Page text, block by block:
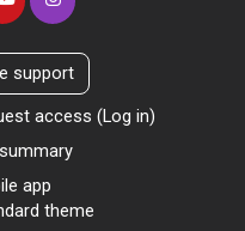
support
access (Log in)
app
theme